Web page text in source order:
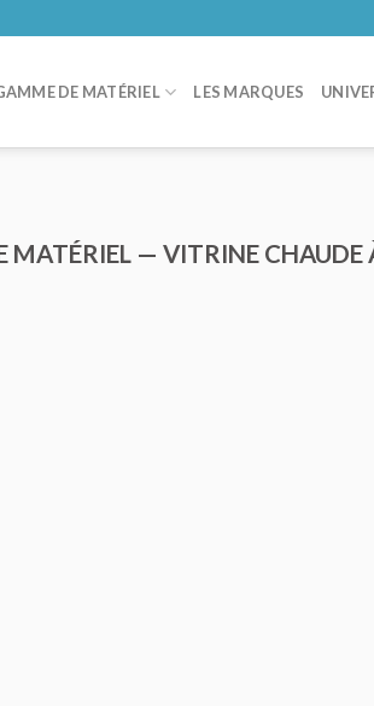
DE MATÉRIEL LES MARQUES
MATÉRIEL — VITRINE CHAUDE